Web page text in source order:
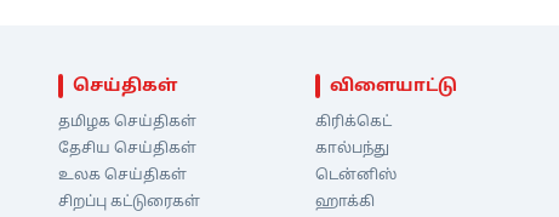
செய்திகள்
தமிழக செய்திகள்
தேசிய செய்திகள்
உலக செய்திகள்
சிறப்பு கட்டுரைகள்
விளையாட்டு
கிரிக்கெட்
கால்பந்து
டென்னிஸ்
ஹாக்கி